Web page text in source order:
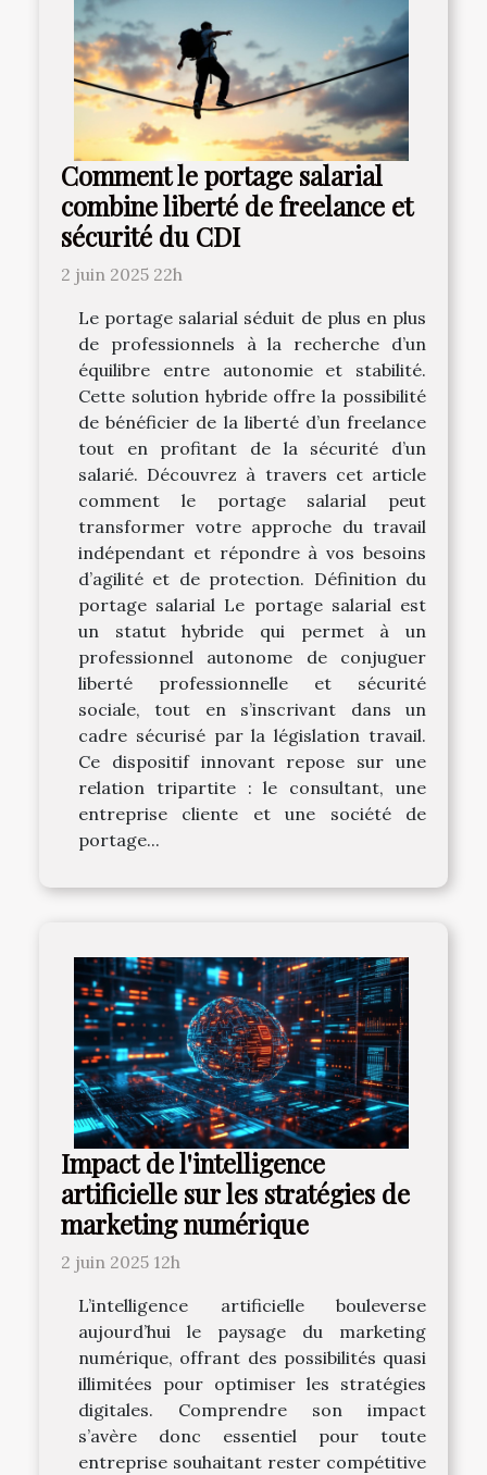
Comment le portage salarial
combine liberté de freelance et
sécurité du CDI
2 juin 2025 22h
Le portage salarial séduit de plus en plus
de professionnels à la recherche d’un
équilibre entre autonomie et stabilité.
Cette solution hybride offre la possibilité
de bénéficier de la liberté d’un freelance
tout en profitant de la sécurité d’un
salarié. Découvrez à travers cet article
comment le portage salarial peut
transformer votre approche du travail
indépendant et répondre à vos besoins
d’agilité et de protection. Définition du
portage salarial Le portage salarial est
un statut hybride qui permet à un
professionnel autonome de conjuguer
liberté professionnelle et sécurité
sociale, tout en s’inscrivant dans un
cadre sécurisé par la législation travail.
Ce dispositif innovant repose sur une
relation tripartite : le consultant, une
entreprise cliente et une société de
portage...
Impact de l'intelligence
artificielle sur les stratégies de
marketing numérique
2 juin 2025 12h
L’intelligence artificielle bouleverse
aujourd’hui le paysage du marketing
numérique, offrant des possibilités quasi
illimitées pour optimiser les stratégies
digitales. Comprendre son impact
s’avère donc essentiel pour toute
entreprise souhaitant rester compétitive